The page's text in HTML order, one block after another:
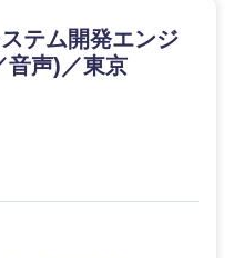
テム開発エンジ
音声)／東京